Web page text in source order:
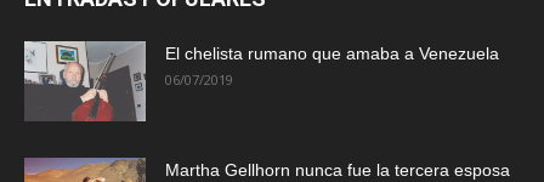
El chelista rumano que amaba a Venezuela
06/07/2019
Martha Gellhorn nunca fue la tercera esposa